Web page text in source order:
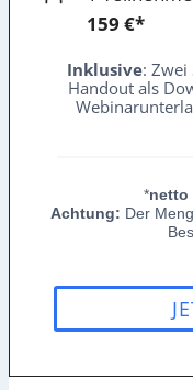
159 €*
Inklusive: Zwei
Handout als
*netto
Achtung: Der